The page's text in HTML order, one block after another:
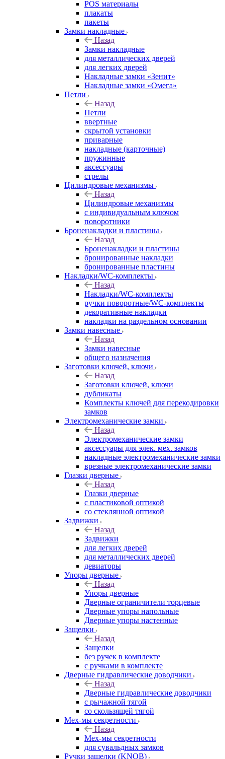
POS материалы
плакаты
пакеты
Замки накладные
Назад
Замки накладные
для металлических дверей
для легких дверей
Накладные замки «Зенит»
Накладные замки «Омега»
Петли
Назад
Петли
ввертные
скрытой установки
приварные
накладные (карточные)
пружинные
аксессуары
стрелы
Цилиндровые механизмы
Назад
Цилиндровые механизмы
с индивидуальным ключом
поворотники
Броненакладки и пластины
Назад
Броненакладки и пластины
бронированные накладки
бронированные пластины
Накладки/WC-комплекты
Назад
Накладки/WC-комплекты
ручки поворотные/WC-комплекты
декоративные накладки
накладки на раздельном основании
Замки навесные
Назад
Замки навесные
общего назначения
Заготовки ключей, ключи
Назад
Заготовки ключей, ключи
дубликаты
Комплекты ключей для перекодировки
замков
Электромеханические замки
Назад
Электромеханические замки
аксессуары для элек. мех. замков
накладные электромеханические замки
врезные электромеханические замки
Глазки дверные
Назад
Глазки дверные
с пластиковой оптикой
со стеклянной оптикой
Задвижки
Назад
Задвижки
для легких дверей
для металлических дверей
девиаторы
Упоры дверные
Назад
Упоры дверные
Дверные ограничители торцевые
Дверные упоры напольные
Дверные упоры настенные
Защелки
Назад
Защелки
без ручек в комплекте
с ручками в комплекте
Дверные гидравлические доводчики
Назад
Дверные гидравлические доводчики
с рычажной тягой
со скользящей тягой
Мех-мы секретности
Назад
Мех-мы секретности
для сувальдных замков
Ручки защелки (KNOB)